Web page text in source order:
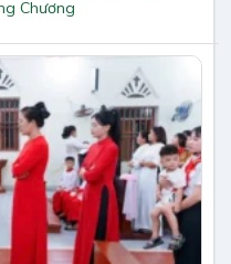
Chương